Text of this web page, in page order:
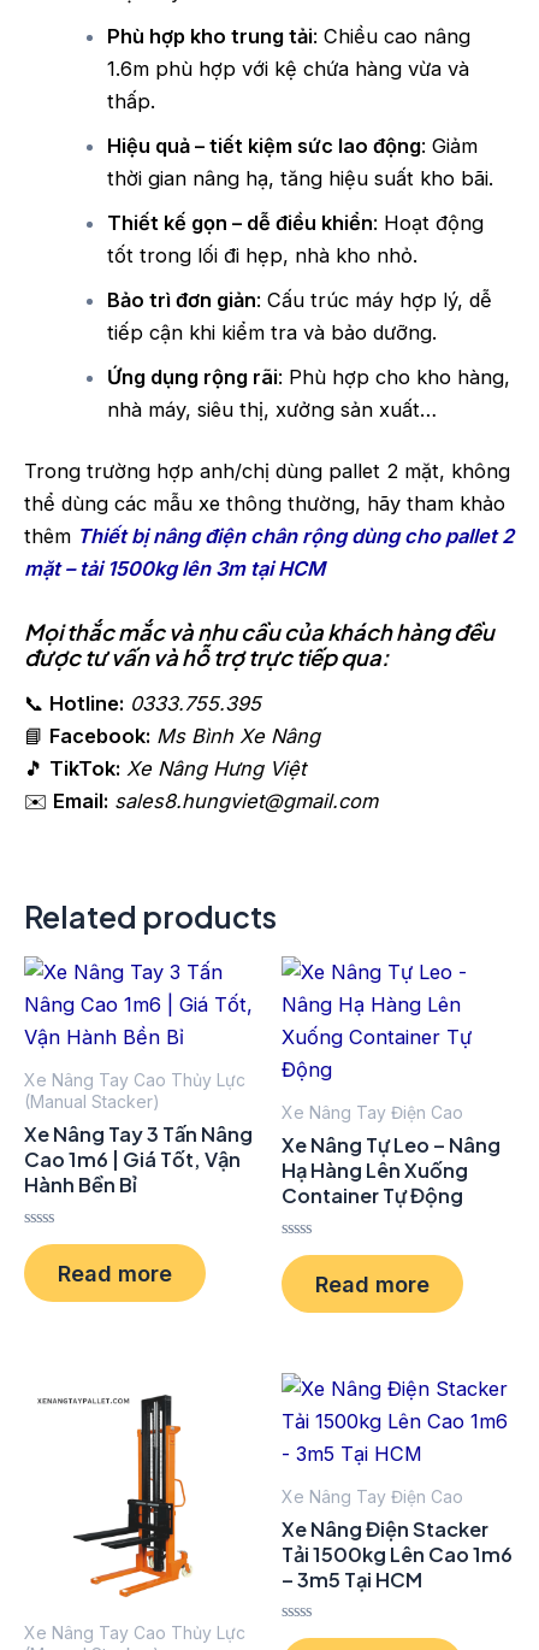
Phù hợp kho trung tải: Chiều cao nâng
1.6m phù hợp với kệ chứa hàng vừa và
thấp.
Hiệu quả – tiết kiệm sức lao động: Giảm
thời gian nâng hạ, tăng hiệu suất kho bãi.
Thiết kế gọn – dễ điều khiển: Hoạt động
tốt trong lối đi hẹp, nhà kho nhỏ.
Bảo trì đơn giản: Cấu trúc máy hợp lý, dễ
tiếp cận khi kiểm tra và bảo dưỡng.
Ứng dụng rộng rãi: Phù hợp cho kho hàng,
nhà máy, siêu thị, xưởng sản xuất…
Trong trường hợp anh/chị dùng pallet 2 mặt, không
thể dùng các mẫu xe thông thường, hãy tham khảo
thêm Thiết bị nâng điện chân rộng dùng cho pallet 2
mặt – tải 1500kg lên 3m tại HCM
Mọi thắc mắc và nhu cầu của khách hàng đều
được tư vấn và hỗ trợ trực tiếp qua:
📞 Hotline: 0333.755.395
📘 Facebook: Ms Bình Xe Nâng
🎵 TikTok: Xe Nâng Hưng Việt
✉️ Email: sales8.hungviet@gmail.com
Related products
Xe Nâng Tay Cao Thủy Lực
(Manual Stacker)
Xe Nâng Tay 3 Tấn Nâng
Cao 1m6 | Giá Tốt, Vận
Hành Bền Bỉ
Rated
0
out
of
Read more
Xe Nâng Tay Điện Cao
Xe Nâng Tự Leo – Nâng
Hạ Hàng Lên Xuống
Container Tự Động
Rated
0
out
of
Read more
Xe Nâng Tay Cao Thủy Lực
Xe Nâng Tay Điện Cao
Xe Nâng Điện Stacker
Tải 1500kg Lên Cao 1m6
– 3m5 Tại HCM
Rated